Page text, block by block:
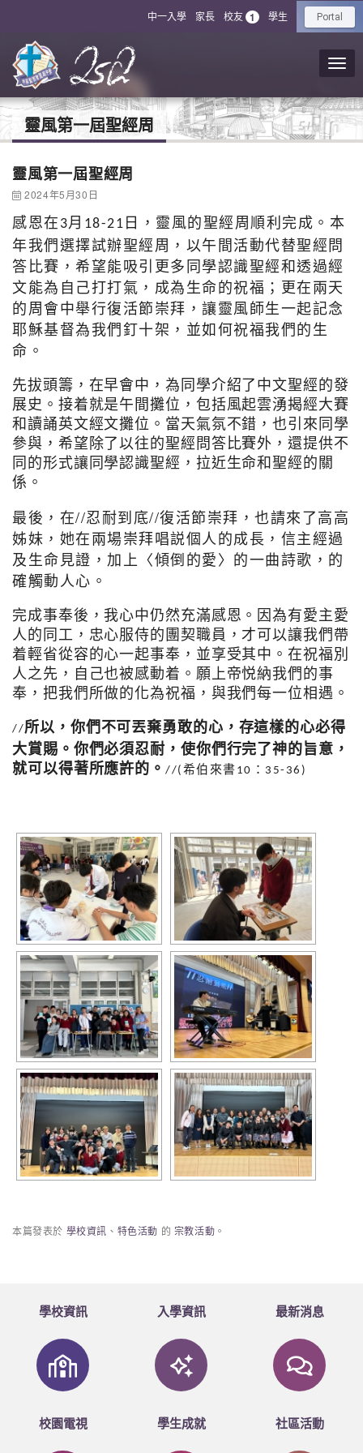
中一入學 家長 校友 1 學生 Portal
靈風第一屆聖經周
靈風第一屆聖經周
2024年5月30日
感恩在 3月 18-21 日，靈風的聖經周順利完成。本
年我們選擇試辦聖經周，以午間活動代替聖經問
答比賽，希望能吸引更多同學認識聖經和透過經
文能為自己打打氣，成為生命的祝福；更在兩天
的周會中舉行復活節崇拜，讓靈風師生一起記念
耶穌基督為我們釘十架，並如何祝福我們的生
命。
先拔頭籌，在早會中，為同學介紹了中文聖經的發
展史。接着就是午間攤位，包括風起雲湧揭經大賽
和讀誦英文經文攤位。當天氣氛不錯，也引來同學
參與，希望除了以往的聖經問答比賽外，還提供不
同的形式讓同學認識聖經，拉近生命和聖經的關
係。
最後，在//忍耐到底//復活節崇拜，也請來了高高
姊妹，她在兩場崇拜唱説個人的成長，信主經過
及生命見證，加上 〈 傾倒的愛 〉 的一曲詩歌，的
確觸動人心。
完成事奉後，我心中仍然充滿感恩。因為有愛主愛
人的同工，忠心服侍的團契職員，才可以讓我們帶
着輕省從容的心一起事奉，並享受其中。在祝福別
人之先，自己也被感動着。願上帝悦納我們的事
奉，把我們所做的化為祝福，與我們每一位相遇。
//所以，你們不可丟棄勇敢的心，存這樣的心必得
大賞賜。你們必須忍耐，使你們行完了神的旨意，
就可以得著所應許的。 //( 希伯來書 10 ： 35-36)
本篇發表於 學校資訊 、 特色活動 的 宗教活動 。
學校資訊 入學資訊 最新消息
校園電視 學生成就 社區活動